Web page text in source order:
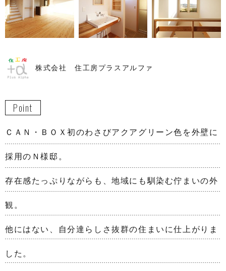
株式会社 住工房プラスアルファ
Point
ＣＡＮ・ＢＯＸ初のわさびアクアグリーン色を外壁に
採用のＮ様邸。
存在感たっぷりながらも、地域にも馴染む佇まいの外
観。
他にはない、自分達らしさ抜群の住まいに仕上がりま
した。